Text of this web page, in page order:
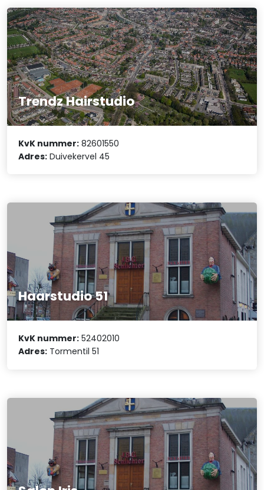
Trendz Hairstudio
KvK nummer: 82601550
Adres: Duivekervel 45
Haarstudio 51
KvK nummer: 52402010
Adres: Tormentil 51